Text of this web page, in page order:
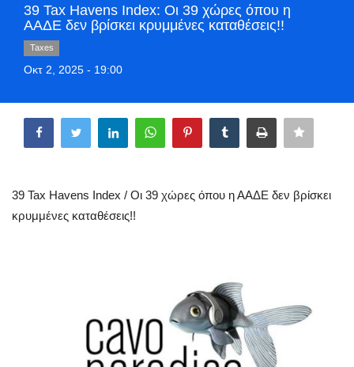
Greece
Style Adorés
Entertainment
Arts & Culture
Mykonos Ticker TV
39 Tax Havens Index: Οι 39 χώρες όπου η
ΑΑΔΕ δεν βρίσκει κρυμμένες καταθέσεις!!
Taxes
Οκτ 2, 2025 - 19:00
39 Tax Havens Index / Οι 39 χώρες όπου η ΑΑΔΕ δεν βρίσκει
κρυμμένες καταθέσεις!!